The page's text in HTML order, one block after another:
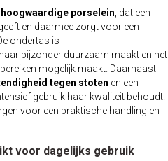
hoogwaardige porselein , dat een
en daarmee zorgt voor een
ondertas is
haar bijzonder duurzaam maakt en het
mogelijk maakt. Daarnaast
tegen stoten en een
gebruik haar kwaliteit behoudt.
voor een praktische handling en
voor dagelijks gebruik